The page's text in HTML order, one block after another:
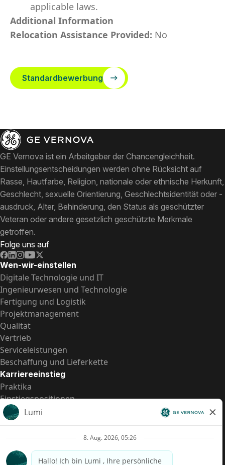
applicable laws.
Additional Information
Relocation Assistance Provided: No
Standardbewerbung
GE Vernova ist ein Arbeitgeber der Chancengleichheit.
Einstellungsentscheidungen werden ohne Rücksicht auf
Rasse, Hautfarbe, Religion, nationale oder ethnische Herkunft,
Geschlecht, sexuelle Orientierung, Geschlechtsidentität oder -
ausdruck, Alter, Behinderung, den Status als geschützter
Veteran oder andere gesetzlich geschützte Merkmale
getroffen.
Folge uns auf
Wen-wir-einstellen
Digitale Technologie und IT
Ingenieurwesen und Technologie
Fertigung und Logistik
Projektmanagement
Qualität
Vertrieb
Serviceleistungen
Beschaffung und Lieferkette
Karriereeinstieg
Praktika
Einstiegspositionen
Alle Möglichkeiten
Schnelle Links
US-Gehalts­transparenz
Betrugswarnung